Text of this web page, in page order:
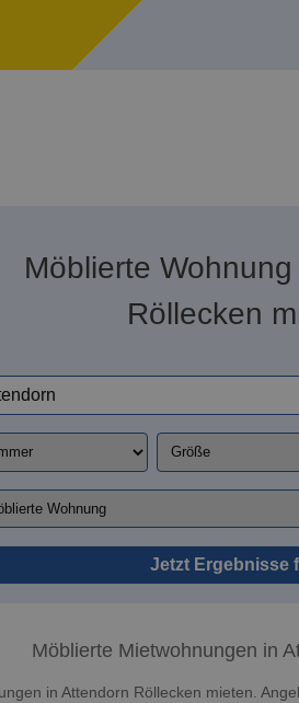
Möblierte
Röllecken
Jetzt Ergebnisse
Möblierte Mietwohnungen in
in Attendorn Röllecken mieten.